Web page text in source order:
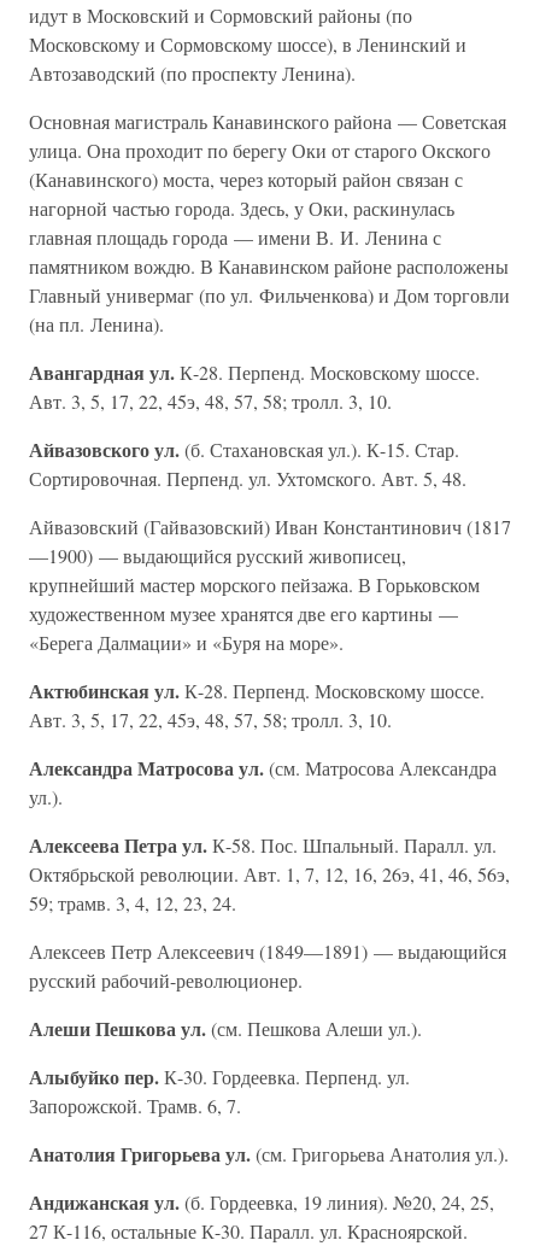
идут в Московский и Сормовский районы (по
Московскому и Сормовскому шоссе), в Ленинский и
Автозаводский (по проспекту Ленина).
Основная магистраль Канавинского района — Советская
улица. Она проходит по берегу Оки от старого Окского
(Канавинского) моста, через который район связан с
нагорной частью города. Здесь, у Оки, раскинулась
главная площадь города — имени В. И. Ленина с
памятником вождю. В Канавинском районе расположены
Главный универмаг (по ул. Фильченкова) и Дом торговли
(на пл. Ленина).
Авангардная ул.К-28. Перпенд. Московскому шоссе.
Авт. 3, 5, 17, 22, 45э, 48, 57, 58; тролл. 3, 10.
Айвазовского ул.(б. Стахановская ул.). К-15. Стар.
Сортировочная. Перпенд. ул. Ухтомского. Авт. 5, 48.
Айвазовский (Гайвазовский) Иван Константинович (1817
—1900) — выдающийся русский живописец,
крупнейший мастер морского пейзажа. В Горьковском
художественном музее хранятся две его картины —
«Берега Далмации» и «Буря на море».
Актюбинская ул.К-28. Перпенд. Московскому шоссе.
Авт. 3, 5, 17, 22, 45э, 48, 57, 58; тролл. 3, 10.
Александра Матросова ул.(см. Матросова Александра
ул.).
Алексеева Петра ул.К-58. Пос. Шпальный. Паралл. ул.
Октябрьской революции. Авт. 1, 7, 12, 16, 26э, 41, 46, 56э,
59; трамв. 3, 4, 12, 23, 24.
Алексеев Петр Алексеевич (1849—1891) — выдающийся
русский рабочий-революционер.
Алеши Пешкова ул.(см. Пешкова Алеши ул.).
Алыбуйко пер.К-30. Гордеевка. Перпенд. ул.
Запорожской. Трамв. 6, 7.
Анатолия Григорьева ул.(см. Григорьева Анатолия ул.).
Андижанская ул.(б. Гордеевка, 19 линия). №20, 24, 25,
27 К-116, остальные К-30. Паралл. ул. Красноярской.